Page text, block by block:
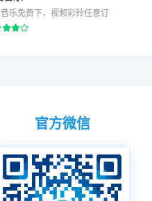
乐免费下，视频彩铃任意订
官方微信